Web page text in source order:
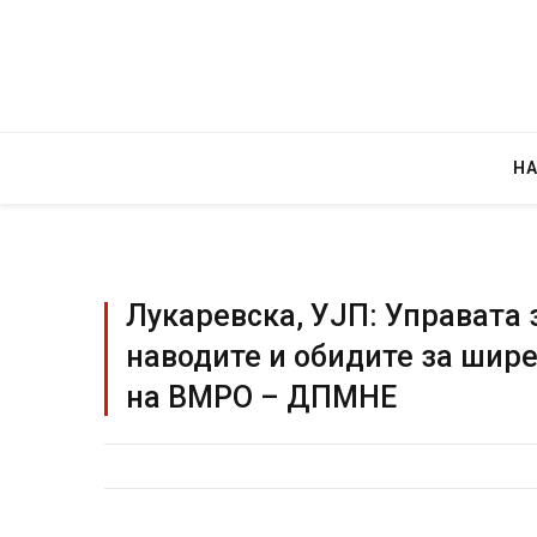
Лукаревска, УЈП: Управата
наводите и обидите за
на ВМРО – ДПМНЕ